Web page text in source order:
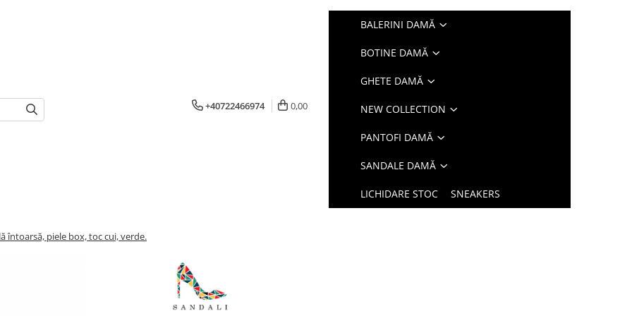
+40722466974 0,00
BALERINI DAMĂ
BOTINE DAMĂ
GHETE DAMĂ
NEW COLLECTION
PANTOFI DAMĂ
SANDALE DAMĂ
LICHIDARE STOC SNEAKERS
întoarsă, piele box, toc cui, verde.